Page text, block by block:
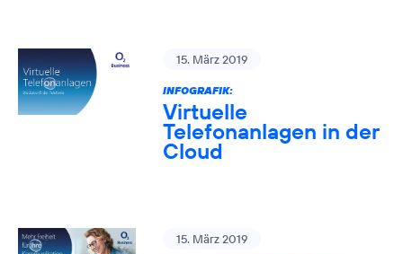
15. März 2019
INFOGRAFIK:
Virtuelle
Telefonanlagen in der
Cloud
15. März 2019